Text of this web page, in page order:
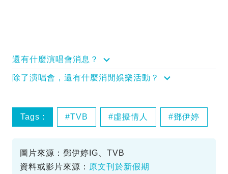
還有什麼演唱會消息？
除了演唱會，還有什麼消閒娛樂活動？
Tags : TVB 虛擬情人 鄧伊婷
圖片來源：鄧伊婷IG、TVB
資料或影片來源： 原文刊於新假期